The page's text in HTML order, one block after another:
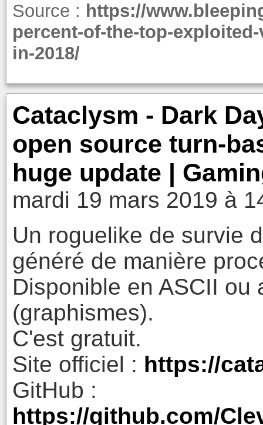
Source : https://
percent-of-the-top-
in-2018/
Cataclysm - Dark
open source turn-
huge update |
mardi 19 mars 2019 à
Un roguelike de survie
généré de manière
Disponible en ASCII ou
(graphismes).
C'est gratuit.
Site officiel : https://
GitHub :
https://github.com/